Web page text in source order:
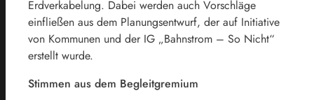
Erdverkabelung. Dabei werden auch Vorschläge
einfließen aus dem Planungsentwurf, der auf Initiative
von Kommunen und der IG „Bahnstrom – So Nicht“
erstellt wurde.
Stimmen aus dem Begleitgremium